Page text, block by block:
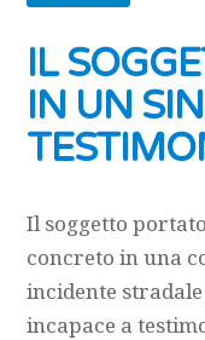
IL
IN UN
Il soggetto
concreto in una
incidente
incapace a